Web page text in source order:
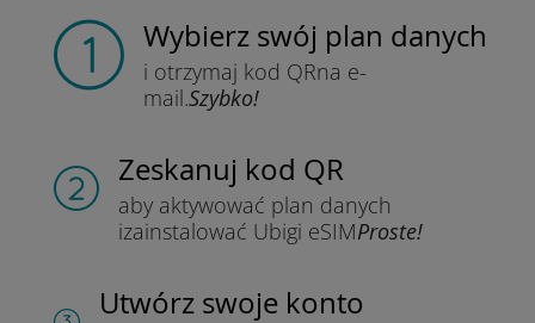
Wybierz swój plan danych
i otrzymaj kod QRna e-
mail.Szybko!
Zeskanuj kod QR
aby aktywować plan danych
izainstalować Ubigi eSIMProste!
Utwórz swoje konto